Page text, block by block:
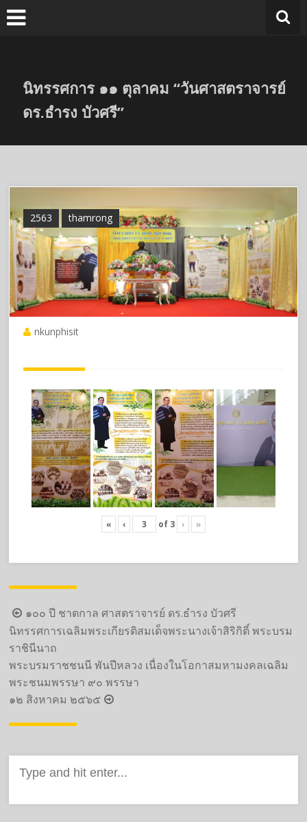
Skip
to
นิทรรศการ ๑๑ ตุลาคม “วันศาสตราจารย์
ดร.ธำรง บัวศรี”
2563 thamrong
nkunphisit
« ‹ of 3 › »
Post
navigation
๑๐๐ ปี ชาตกาล ศาสตราจารย์ ดร.ธำรง บัวศรี
นิทรรศการเฉลิมพระเกียรติสมเด็จพระนางเจ้าสิริกิติ์ พระบรม
ราชินีนาถ
พระบรมราชชนนี พันปีหลวง เนื่องในโอกาสมหามงคลเฉลิม
พระชนมพรรษา ๙๐ พรรษา
๑๒ สิงหาคม ๒๕๖๕
for: